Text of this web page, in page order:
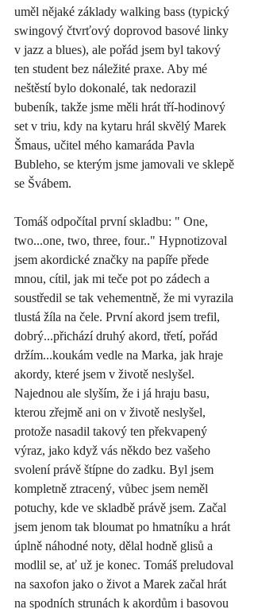
uměl nějaké základy walking bass (typický
swingový čtvrťový doprovod basové linky
v jazz a blues), ale pořád jsem byl takový
ten student bez náležité praxe. Aby mé
neštěstí bylo dokonalé, tak nedorazil
bubeník, takže jsme měli hrát tří-hodinový
set v triu, kdy na kytaru hrál skvělý Marek
Šmaus, učitel mého kamaráda Pavla
Bubleho, se kterým jsme jamovali ve sklepě
se Švábem.
Tomáš odpočítal první skladbu: " One,
two...one, two, three, four.." Hypnotizoval
jsem akordické značky na papíře přede
mnou, cítil, jak mi teče pot po zádech a
soustředil se tak vehementně, že mi vyrazila
tlustá žíla na čele. První akord jsem trefil,
dobrý...přichází druhý akord, třetí, pořád
držím...koukám vedle na Marka, jak hraje
akordy, které jsem v životě neslyšel.
Najednou ale slyším, že i já hraju basu,
kterou zřejmě ani on v životě neslyšel,
protože nasadil takový ten překvapený
výraz, jako když vás někdo bez vašeho
svolení právě štípne do zadku. Byl jsem
kompletně ztracený, vůbec jsem neměl
potuchy, kde ve skladbě právě jsem. Začal
jsem jenom tak bloumat po hmatníku a hrát
úplně náhodné noty, dělal hodně glisů a
modlil se, ať už je konec. Tomáš preludoval
na saxofon jako o život a Marek začal hrát
na spodních strunách k akordům i basovou